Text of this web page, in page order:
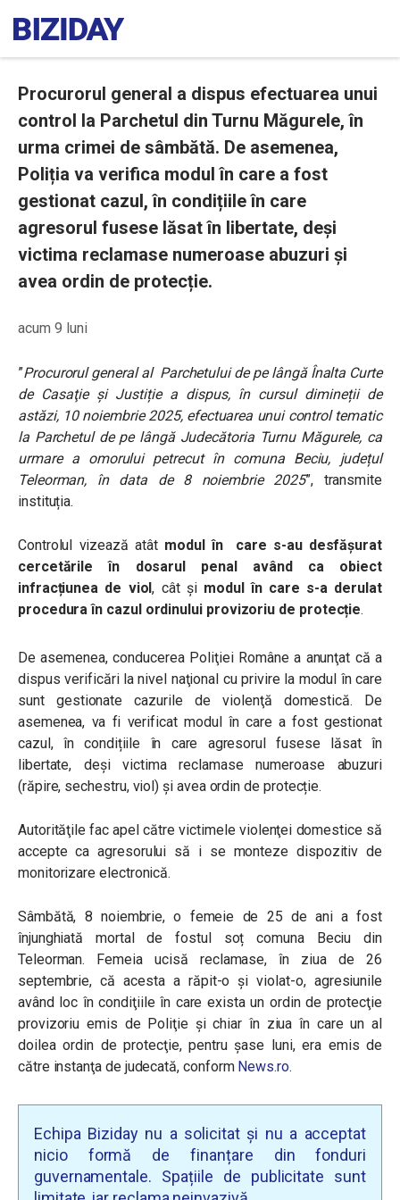
Procurorul general a dispus efectuarea unui
control la Parchetul din Turnu Măgurele, în
urma crimei de sâmbătă. De asemenea,
Poliția va verifica modul în care a fost
gestionat cazul, în condițiile în care
agresorul fusese lăsat în libertate, deși
victima reclamase numeroase abuzuri și
avea ordin de protecție.
acum 9 luni
”Procurorul general al Parchetului de pe lângă Înalta Curte
de Casaţie şi Justiție a dispus, în cursul dimineții de
astăzi, 10 noiembrie 2025, efectuarea unui control tematic
la Parchetul de pe lângă Judecătoria Turnu Măgurele, ca
urmare a omorului petrecut în comuna Beciu, județul
Teleorman, în data de 8 noiembrie 2025”, transmite
instituția.
Controlul vizează atât modul în care s-au desfășurat
cercetările în dosarul penal având ca obiect
infracțiunea de viol, cât și modul în care s-a derulat
procedura în cazul ordinului provizoriu de protecție.
De asemenea, conducerea Poliţiei Române a anunţat că a
dispus verificări la nivel naţional cu privire la modul în care
sunt gestionate cazurile de violenţă domestică. De
asemenea, va fi verificat modul în care a fost gestionat
cazul, în condițiile în care agresorul fusese lăsat în
libertate, deși victima reclamase numeroase abuzuri
(răpire, sechestru, viol) și avea ordin de protecție.
Autorităţile fac apel către victimele violenţei domestice să
accepte ca agresorului să i se monteze dispozitiv de
monitorizare electronică.
Sâmbătă, 8 noiembrie, o femeie de 25 de ani a fost
înjunghiată mortal de fostul soț comuna Beciu din
Teleorman. Femeia ucisă reclamase, în ziua de 26
septembrie, că acesta a răpit-o şi violat-o, agresiunile
având loc în condiţiile în care exista un ordin de protecţie
provizoriu emis de Poliţie şi chiar în ziua în care un al
doilea ordin de protecţie, pentru şase luni, era emis de
către instanţa de judecată, conform News.ro.
Echipa Biziday nu a solicitat și nu a acceptat
nicio formă de finanțare din fonduri
guvernamentale. Spațiile de publicitate sunt